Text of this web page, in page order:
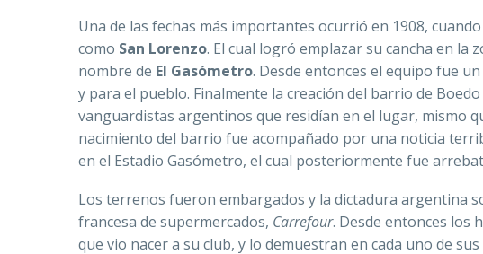
Una de las fechas más importantes ocurrió en 1908,
como San Lorenzo. El cual logró emplazar su cancha en
nombre de El Gasómetro. Desde entonces el equipo fue
y para el pueblo. Finalmente la creación del barrio de
vanguardistas argentinos que residían en el lugar, mismo
nacimiento del barrio fue acompañado por una noticia
en el Estadio Gasómetro, el cual posteriormente fue
Los terrenos fueron embargados y la dictadura argentina
francesa de supermercados, Carrefour. Desde entonces los
que vio nacer a su club, y lo demuestran en cada uno de